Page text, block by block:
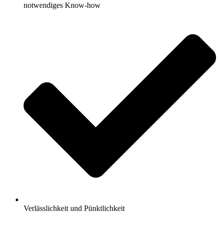
notwendiges Know-how
Verlässlichkeit und Pünktlichkeit